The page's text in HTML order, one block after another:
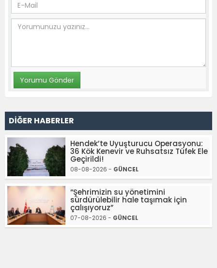
DİĞER HABERLER
Hendek’te Uyuşturucu Operasyonu:
36 Kök Kenevir ve Ruhsatsız Tüfek Ele
Geçirildi!
08-08-2026 - GÜNCEL
“Şehrimizin su yönetimini
sürdürülebilir hale taşımak için
çalışıyoruz”
07-08-2026 - GÜNCEL